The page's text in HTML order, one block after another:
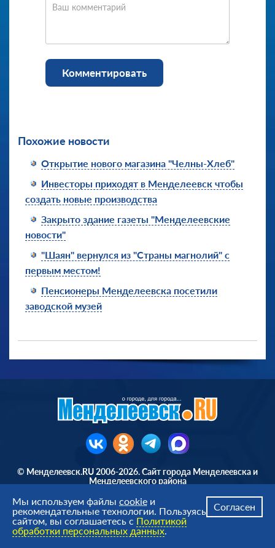
Ваш комментарий
Комментировать
Похожие новости
Открытие нового магазина "Челны-Хлеб"
Инвесторы приходят в Менделеевск чтобы
создать новые производства
Закрыто здание газеты "Менделеевские
новости"
"Шаян" вернулся из "Страны магнолий" с
первым местом!
Пенсионеры Менделеевска посетили
заводской музей
© Менделеевск.RU 2006-2026. Сайт города Менделеевска и
Менделеевского района
При
использовании материалов
ссылка на сайт обязательна.
Карта сайта Правила и ответственность сайта
Политика
работы с персональными данными
Мы используем файлы cookie и
рекомендательные технологии. Пользуясь
сайтом, вы соглашаетесь с Политикой
обработки персональных данных.
Согласен